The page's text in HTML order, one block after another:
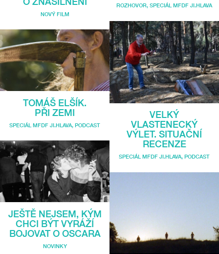
NOVÝ FILM
TOMÁŠ ELŠÍK.
PŘI ZEMI
SPECIÁL MFDF JI.HLAVA, PODCAST
JEŠTĚ NEJSEM, KÝM
CHCI BÝT VYRÁŽÍ
BOJOVAT O OSCARA
NOVINKY
ROZHOVOR, SPECIÁL MFDF JI.HLAVA
VELKÝ
VLASTENECKÝ
VÝLET. SITUAČNÍ
RECENZE
SPECIÁL MFDF JI.HLAVA, PODCAST